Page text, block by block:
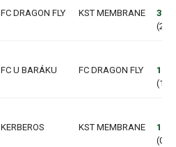
FC DRAGON FLY KST MEMBRANE
3:4
(2:1,
FC U BARÁKU FC DRAGON FLY
1:7
(1:3,
KERBEROS KST MEMBRANE
1:4
(0:2,